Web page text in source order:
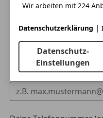
Fahrzeuge mich
Dein Name
Deine E-Mail
Wir arbeiten mit 224
Datenschutzerklärung |
Datenschutz-
Einstellungen